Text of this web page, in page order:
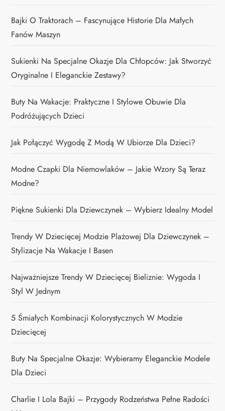
Bajki O Traktorach – Fascynujące Historie Dla Małych
Fanów Maszyn
Sukienki Na Specjalne Okazje Dla Chłopców: Jak Stworzyć
Oryginalne I Eleganckie Zestawy?
Buty Na Wakacje: Praktyczne I Stylowe Obuwie Dla
Podróżujących Dzieci
Jak Połączyć Wygodę Z Modą W Ubiorze Dla Dzieci?
Modne Czapki Dla Niemowlaków – Jakie Wzory Są Teraz
Modne?
Piękne Sukienki Dla Dziewczynek – Wybierz Idealny Model
Trendy W Dziecięcej Modzie Plażowej Dla Dziewczynek –
Stylizacje Na Wakacje I Basen
Najważniejsze Trendy W Dziecięcej Bieliznie: Wygoda I
Styl W Jednym
5 Śmiałych Kombinacji Kolorystycznych W Modzie
Dziecięcej
Buty Na Specjalne Okazje: Wybieramy Eleganckie Modele
Dla Dzieci
Charlie I Lola Bajki – Przygody Rodzeństwa Pełne Radości